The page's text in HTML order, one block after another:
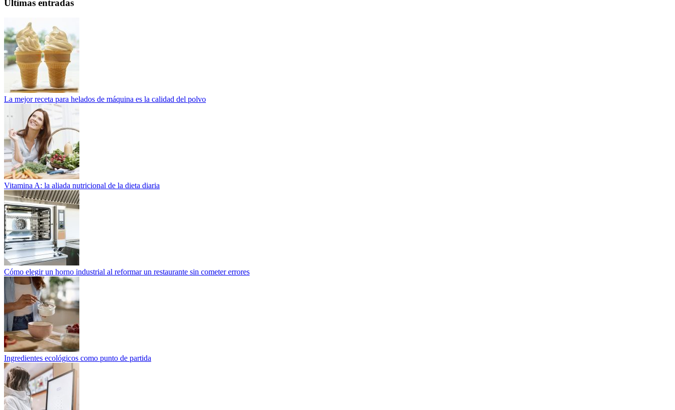
Ultimas entradas
La mejor receta para helados de máquina es la calidad del polvo
Vitamina A: la aliada nutricional de la dieta diaria
Cómo elegir un horno industrial al reformar un restaurante sin cometer errores
Ingredientes ecológicos como punto de partida